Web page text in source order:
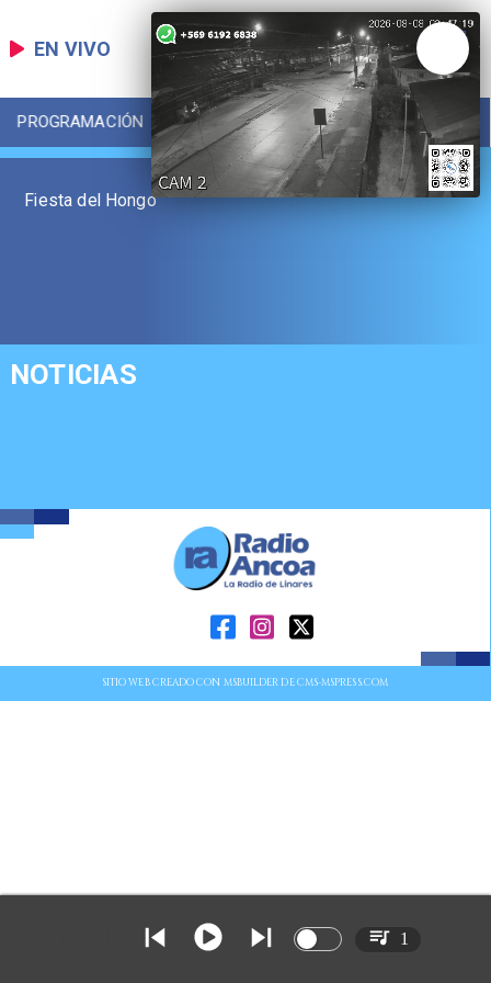
EN VIVO
PROGRAMACIÓN LOCAL DEPORTES
Fiesta del Hongo
NOTICIAS
SITIO WEB CREADO CON MSBUILDER DE CMS-MSPRESS.COM
1